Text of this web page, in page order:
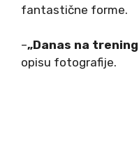
fantastične forme.
–„Danas na
opisu fotografije.